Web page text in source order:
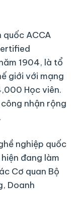
quốc ACCA
1904, là tổ
giới với mạng
Học viên.
nhận rộng
nghiệp quốc
đang làm
Cơ quan Bộ
Doanh